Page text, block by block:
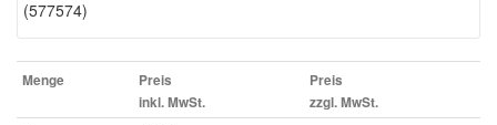
(577574)
Menge
Preis
inkl. MwSt.
Preis
zzgl. MwSt.